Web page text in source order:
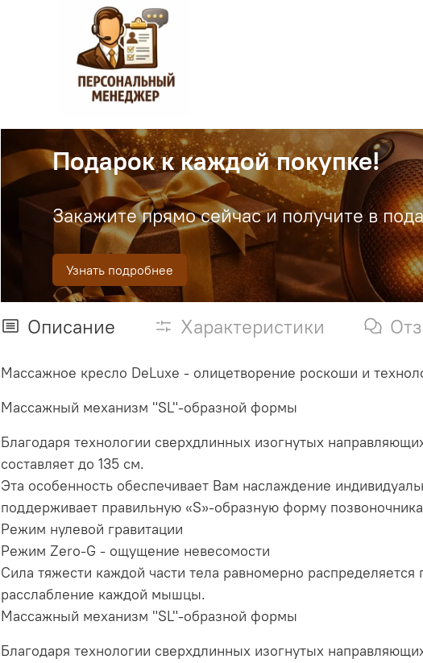
Подарок к каждой покупке!
Закажите прямо сейчас и получите в
Узнать подробнее
Описание Характеристики
Массажное кресло DeLuxe - олицетворение роскоши и
Массажный механизм "SL"-образной формы
Благодаря технологии сверхдлинных изогнутых
составляет до 135 см.
Эта особенность обеспечивает Вам наслаждение
поддерживает правильную «S»-образную форму
Режим нулевой гравитации
Режим Zero-G - ощущение невесомости
Сила тяжести каждой части тела равномерно
расслабление каждой мышцы.
Массажный механизм "SL"-образной формы
Благодаря технологии сверхдлинных изогнутых